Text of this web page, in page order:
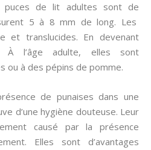
puces de lit adultes sont de
5 à 8 mm de long. Les
et translucides. En devenant
À l’âge adulte, elles sont
ou à des pépins de pomme.
de punaises dans une
d’une hygiène douteuse. Leur
causé par la présence
Elles sont d’avantages